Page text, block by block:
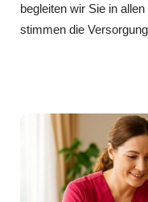
begleiten wir Sie in
stimmen die